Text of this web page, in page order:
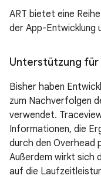
ART bietet eine
der App-Entwicklung
Unterstützung
Bisher haben
zum Nachverfolgen
verwendet.
Informationen, die
durch den
Außerdem wirkt sich
auf die